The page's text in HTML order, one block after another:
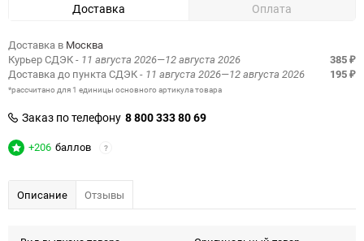
Доставка Оплата
Доставка в Москва
Курьер СДЭК- 11 августа 2026—12 августа 2026 385 ₽
Доставка до пункта СДЭК- 11 августа 2026—12 августа 2026 195 ₽
*рассчитано для 1 единицы основного артикула товара
Заказ по телефону 8 800 333 80 69
+206 баллов ?
Описание Отзывы